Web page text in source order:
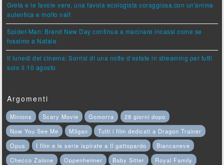
Greta e le favole vere, una favola ecologista coraggiosa,con un'anima
autentica e molto naïf
Spider-Man: Brand New Day continua a macinare incassi come se
fossimo a Natale
Il lunedì del cinema: Sorrisi di una notte d’estate in streaming per tutti
solo il 10 agosto
Argomenti
Minions Scary Movie Gomorra
28 giorni dopo
Now You See Me
M3gan
Tutti i film dedicati a Dragon Trainer
Opus
I film e le serie ispirate a Il gattopardo
Biancaneve
Checco Zalone
Oppenheimer Baby Sitter
Royal Family